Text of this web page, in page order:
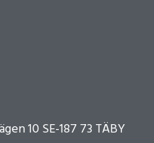
10 SE-187 73 TÄBY